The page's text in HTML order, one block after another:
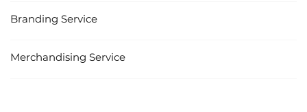
Branding Service
Merchandising Service